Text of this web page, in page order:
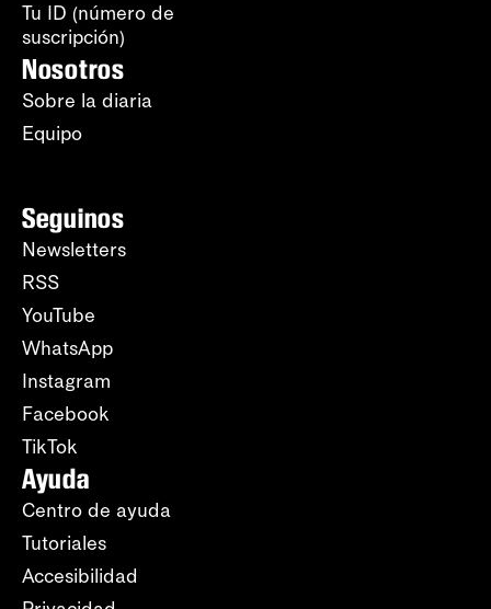
Tu ID (número de
suscripción)
Nosotros
Sobre la diaria
Equipo
Seguinos
Newsletters
RSS
YouTube
WhatsApp
Instagram
Facebook
TikTok
Ayuda
Centro de ayuda
Tutoriales
Accesibilidad